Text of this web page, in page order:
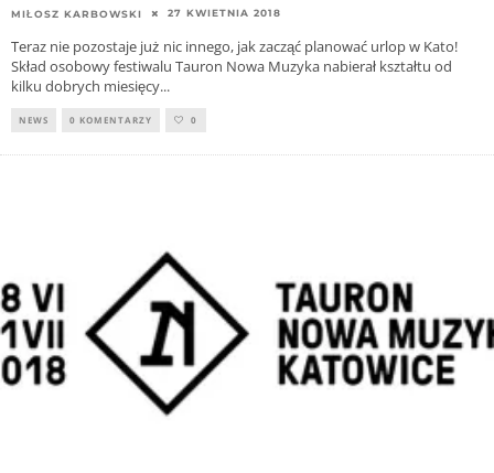
MIŁOSZ KARBOWSKI 27 KWIETNIA 2018
Teraz nie pozostaje już nic innego, jak zacząć planować urlop w Kato!
Skład osobowy festiwalu Tauron Nowa Muzyka nabierał kształtu od
kilku dobrych miesięcy...
NEWS 0 KOMENTARZY 0